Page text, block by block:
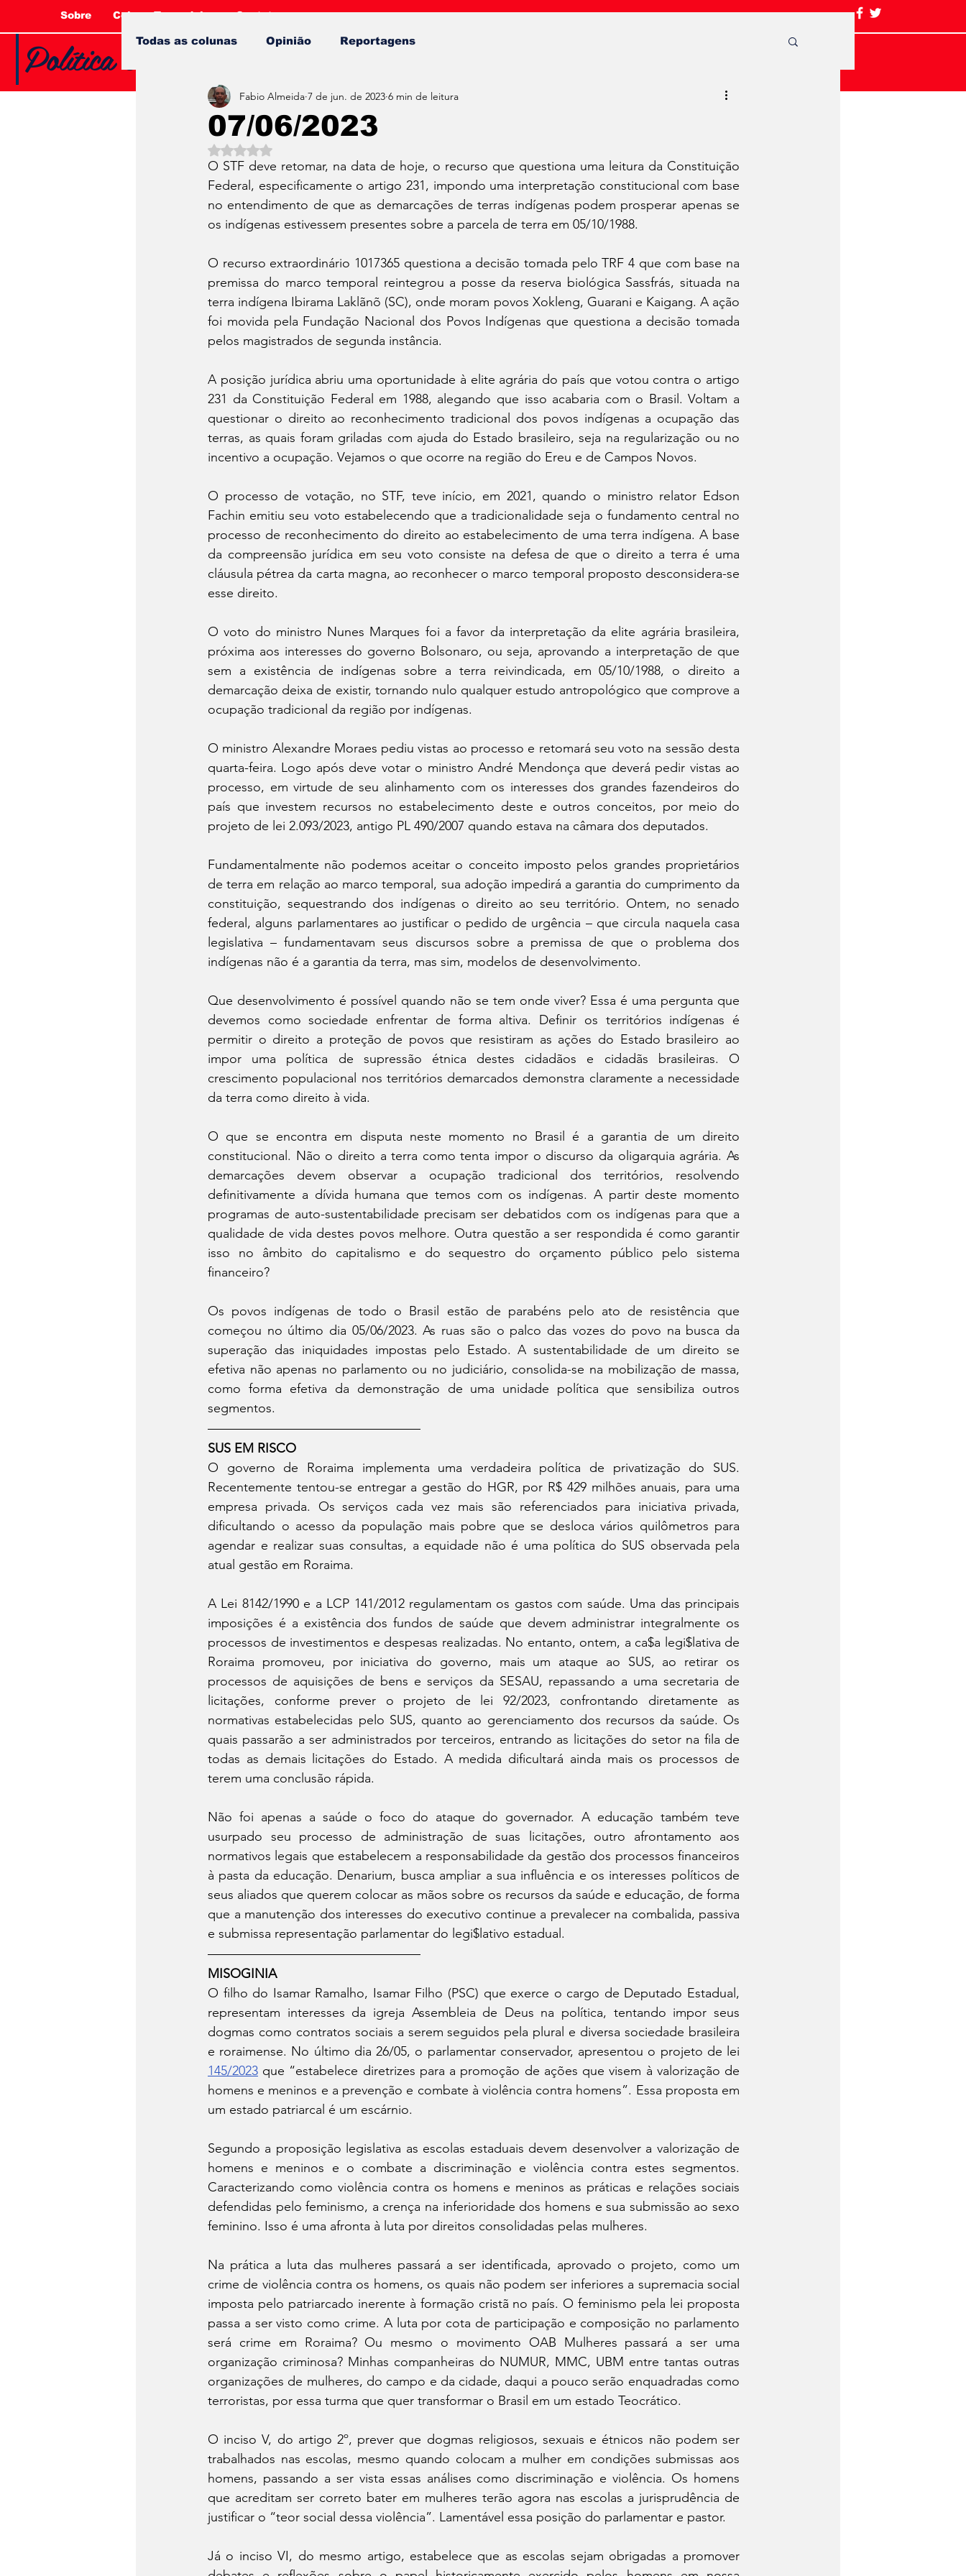
Sobre Coluna Tucandeira Contato
Política e Opinião com Fábio Almeida
Todas as colunas Opinião Reportagens
07/06/2023
Fabio Almeida 7 de jun. de 2023 6 min de leitura
Avaliado com NaN de 5 estrelas.
O STF deve retomar, na data de hoje, o recurso que questiona uma leitura da Constituição
Federal, especificamente o artigo 231, impondo uma interpretação constitucional com base
no entendimento de que as demarcações de terras indígenas podem prosperar apenas se
os indígenas estivessem presentes sobre a parcela de terra em 05/10/1988.
O recurso extraordinário 1017365 questiona a decisão tomada pelo TRF 4 que com base na
premissa do marco temporal reintegrou a posse da reserva biológica Sassfrás, situada na
terra indígena Ibirama Laklãnõ (SC), onde moram povos Xokleng, Guarani e Kaigang. A ação
foi movida pela Fundação Nacional dos Povos Indígenas que questiona a decisão tomada
pelos magistrados de segunda instância.
A posição jurídica abriu uma oportunidade à elite agrária do país que votou contra o artigo
231 da Constituição Federal em 1988, alegando que isso acabaria com o Brasil. Voltam a
questionar o direito ao reconhecimento tradicional dos povos indígenas a ocupação das
terras, as quais foram griladas com ajuda do Estado brasileiro, seja na regularização ou no
incentivo a ocupação. Vejamos o que ocorre na região do Ereu e de Campos Novos.
O processo de votação, no STF, teve início, em 2021, quando o ministro relator Edson
Fachin emitiu seu voto estabelecendo que a tradicionalidade seja o fundamento central no
processo de reconhecimento do direito ao estabelecimento de uma terra indígena. A base
da compreensão jurídica em seu voto consiste na defesa de que o direito a terra é uma
cláusula pétrea da carta magna, ao reconhecer o marco temporal proposto desconsidera-se
esse direito.
O voto do ministro Nunes Marques foi a favor da interpretação da elite agrária brasileira,
próxima aos interesses do governo Bolsonaro, ou seja, aprovando a interpretação de que
sem a existência de indígenas sobre a terra reivindicada, em 05/10/1988, o direito a
demarcação deixa de existir, tornando nulo qualquer estudo antropológico que comprove a
ocupação tradicional da região por indígenas.
O ministro Alexandre Moraes pediu vistas ao processo e retomará seu voto na sessão desta
quarta-feira. Logo após deve votar o ministro André Mendonça que deverá pedir vistas ao
processo, em virtude de seu alinhamento com os interesses dos grandes fazendeiros do
país que investem recursos no estabelecimento deste e outros conceitos, por meio do
projeto de lei 2.093/2023, antigo PL 490/2007 quando estava na câmara dos deputados.
Fundamentalmente não podemos aceitar o conceito imposto pelos grandes proprietários
de terra em relação ao marco temporal, sua adoção impedirá a garantia do cumprimento da
constituição, sequestrando dos indígenas o direito ao seu território. Ontem, no senado
federal, alguns parlamentares ao justificar o pedido de urgência – que circula naquela casa
legislativa – fundamentavam seus discursos sobre a premissa de que o problema dos
indígenas não é a garantia da terra, mas sim, modelos de desenvolvimento.
Que desenvolvimento é possível quando não se tem onde viver? Essa é uma pergunta que
devemos como sociedade enfrentar de forma altiva. Definir os territórios indígenas é
permitir o direito a proteção de povos que resistiram as ações do Estado brasileiro ao
impor uma política de supressão étnica destes cidadãos e cidadãs brasileiras. O
crescimento populacional nos territórios demarcados demonstra claramente a necessidade
da terra como direito à vida.
O que se encontra em disputa neste momento no Brasil é a garantia de um direito
constitucional. Não o direito a terra como tenta impor o discurso da oligarquia agrária. As
demarcações devem observar a ocupação tradicional dos territórios, resolvendo
definitivamente a dívida humana que temos com os indígenas. A partir deste momento
programas de auto-sustentabilidade precisam ser debatidos com os indígenas para que a
qualidade de vida destes povos melhore. Outra questão a ser respondida é como garantir
isso no âmbito do capitalismo e do sequestro do orçamento público pelo sistema
financeiro?
Os povos indígenas de todo o Brasil estão de parabéns pelo ato de resistência que
começou no último dia 05/06/2023. As ruas são o palco das vozes do povo na busca da
superação das iniquidades impostas pelo Estado. A sustentabilidade de um direito se
efetiva não apenas no parlamento ou no judiciário, consolida-se na mobilização de massa,
como forma efetiva da demonstração de uma unidade política que sensibiliza outros
segmentos.
SUS EM RISCO
O governo de Roraima implementa uma verdadeira política de privatização do SUS.
Recentemente tentou-se entregar a gestão do HGR, por R$ 429 milhões anuais, para uma
empresa privada. Os serviços cada vez mais são referenciados para iniciativa privada,
dificultando o acesso da população mais pobre que se desloca vários quilômetros para
agendar e realizar suas consultas, a equidade não é uma política do SUS observada pela
atual gestão em Roraima.
A Lei 8142/1990 e a LCP 141/2012 regulamentam os gastos com saúde. Uma das principais
imposições é a existência dos fundos de saúde que devem administrar integralmente os
processos de investimentos e despesas realizadas. No entanto, ontem, a ca$a legi$lativa de
Roraima promoveu, por iniciativa do governo, mais um ataque ao SUS, ao retirar os
processos de aquisições de bens e serviços da SESAU, repassando a uma secretaria de
licitações, conforme prever o projeto de lei 92/2023, confrontando diretamente as
normativas estabelecidas pelo SUS, quanto ao gerenciamento dos recursos da saúde. Os
quais passarão a ser administrados por terceiros, entrando as licitações do setor na fila de
todas as demais licitações do Estado. A medida dificultará ainda mais os processos de
terem uma conclusão rápida.
Não foi apenas a saúde o foco do ataque do governador. A educação também teve
usurpado seu processo de administração de suas licitações, outro afrontamento aos
normativos legais que estabelecem a responsabilidade da gestão dos processos financeiros
à pasta da educação. Denarium, busca ampliar a sua influência e os interesses políticos de
seus aliados que querem colocar as mãos sobre os recursos da saúde e educação, de forma
que a manutenção dos interesses do executivo continue a prevalecer na combalida, passiva
e submissa representação parlamentar do legi$lativo estadual.
MISOGINIA
O filho do Isamar Ramalho, Isamar Filho (PSC) que exerce o cargo de Deputado Estadual,
representam interesses da igreja Assembleia de Deus na política, tentando impor seus
dogmas como contratos sociais a serem seguidos pela plural e diversa sociedade brasileira
145/2023 que “estabelece diretrizes para a promoção de ações que visem à valorização de
homens e meninos e a prevenção e combate à violência contra homens”. Essa proposta em
um estado patriarcal é um escárnio.
Segundo a proposição legislativa as escolas estaduais devem desenvolver a valorização de
homens e meninos e o combate a discriminação e violência contra estes segmentos.
Caracterizando como violência contra os homens e meninos as práticas e relações sociais
defendidas pelo feminismo, a crença na inferioridade dos homens e sua submissão ao sexo
feminino. Isso é uma afronta à luta por direitos consolidadas pelas mulheres.
Na prática a luta das mulheres passará a ser identificada, aprovado o projeto, como um
crime de violência contra os homens, os quais não podem ser inferiores a supremacia social
imposta pelo patriarcado inerente à formação cristã no país. O feminismo pela lei proposta
passa a ser visto como crime. A luta por cota de participação e composição no parlamento
será crime em Roraima? Ou mesmo o movimento OAB Mulheres passará a ser uma
organização criminosa? Minhas companheiras do NUMUR, MMC, UBM entre tantas outras
organizações de mulheres, do campo e da cidade, daqui a pouco serão enquadradas como
terroristas, por essa turma que quer transformar o Brasil em um estado Teocrático.
O inciso V, do artigo 2º, prever que dogmas religiosos, sexuais e étnicos não podem ser
trabalhados nas escolas, mesmo quando colocam a mulher em condições submissas aos
homens, passando a ser vista essas análises como discriminação e violência. Os homens
que acreditam ser correto bater em mulheres terão agora nas escolas a jurisprudência de
justificar o “teor social dessa violência”. Lamentável essa posição do parlamentar e pastor.
Já o inciso VI, do mesmo artigo, estabelece que as escolas sejam obrigadas a promover